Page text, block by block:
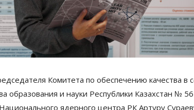
Комитета по обеспечению качества в
образования и науки Республики Казахстан №
ядерного центра РК Артуру